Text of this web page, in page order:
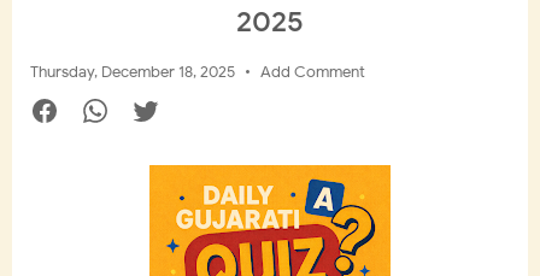
2025
Thursday, December 18, 2025 Add Comment